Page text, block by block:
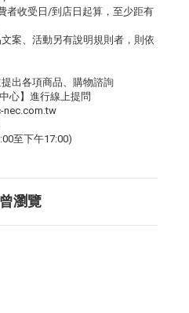
者收受日/到店日起算，至少距有
案、活動另有說明規則者，則依
出各項商品、購物諮詢
心】進行線上提問
nec.com.tw
至下午17:00)
瀏覽